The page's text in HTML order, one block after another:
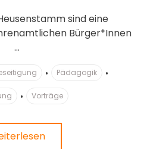
sind eine
Bürger*Innen
...
Pädagogik
Vorträge